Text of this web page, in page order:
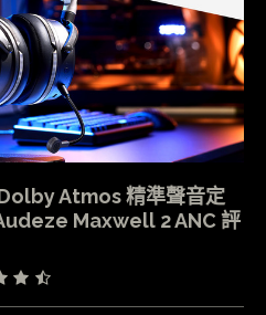
Atmos 精準聲音定
Maxwell 2 ANC 評